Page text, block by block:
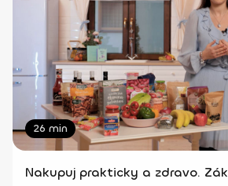
26 min
Nakupuj prakticky a zdravo.